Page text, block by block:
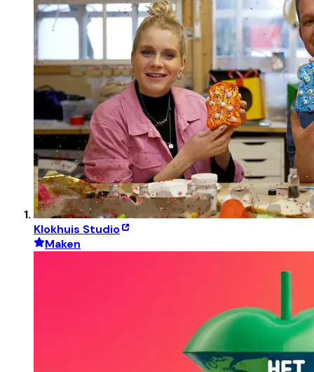
Klokhuis Studio
Maken